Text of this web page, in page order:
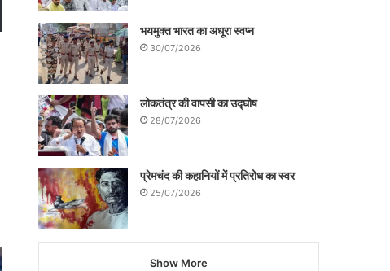
भयमुक्त भारत का अधूरा स्वप्न
30/07/2026
लोकतंत्र की वापसी का उद्घोष
28/07/2026
प्रेमचंद की कहानियों में प्रतिरोध का स्वर
25/07/2026
Show More